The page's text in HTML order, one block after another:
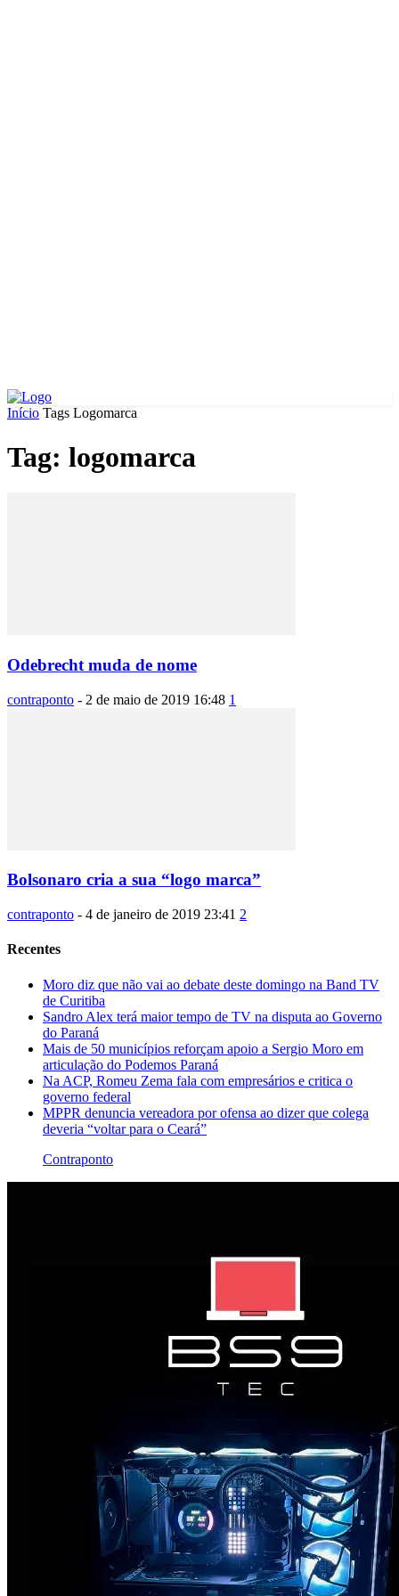
Início Tags Logomarca
Tag: logomarca
Odebrecht muda de nome
contraponto - 2 de maio de 2019 16:48 1
Bolsonaro cria a sua “logo marca”
contraponto - 4 de janeiro de 2019 23:41 2
Recentes
Moro diz que não vai ao debate deste domingo na Band TV
de Curitiba
Sandro Alex terá maior tempo de TV na disputa ao Governo
do Paraná
Mais de 50 municípios reforçam apoio a Sergio Moro em
articulação do Podemos Paraná
Na ACP, Romeu Zema fala com empresários e critica o
governo federal
MPPR denuncia vereadora por ofensa ao dizer que colega
deveria “voltar para o Ceará”
Contraponto